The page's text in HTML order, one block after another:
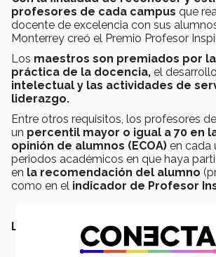
profesores de cada campus que
docente de excelencia con sus
Monterrey creó el Premio Profesor
Los maestros son premiados por
práctica de la docencia, el
intelectual y las actividades de
liderazgo.
Entre otros requisitos, los profesores
un percentil mayor o igual a 70 en
opinión de alumnos (ECOA) en cada
periodos académicos en que haya
en la recomendación del alumno
como en el indicador de Profesor
LEE TAMBIÉN: